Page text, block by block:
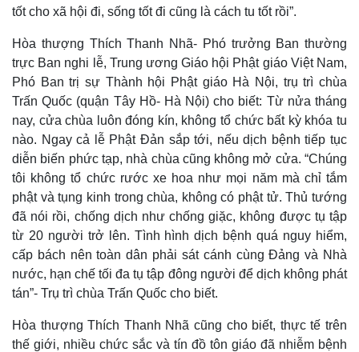
Thế giới
Quan sát
Cuộc sống đó đây
Hồ sơ
Multimedia
Video
Ảnh
E-Magazine
Infographic
tốt cho xã hội đi, sống tốt đi cũng là cách tu tốt rồi”.
Hòa thượng Thích Thanh Nhã- Phó trưởng Ban thường
trực Ban nghi lễ, Trung ương Giáo hội Phật giáo Việt Nam,
Phó Ban trị sự Thành hội Phật giáo Hà Nội, trụ trì chùa
Trấn Quốc (quận Tây Hồ- Hà Nội) cho biết: Từ nửa tháng
nay, cửa chùa luôn đóng kín, không tổ chức bất kỳ khóa tu
nào. Ngay cả lễ Phật Đản sắp tới, nếu dịch bệnh tiếp tục
diễn biến phức tạp, nhà chùa cũng không mở cửa. “Chúng
tôi không tổ chức rước xe hoa như mọi năm mà chỉ tắm
phật và tụng kinh trong chùa, không có phật tử. Thủ tướng
đã nói rồi, chống dịch như chống giặc, không được tụ tập
từ 20 người trở lên. Tình hình dịch bệnh quá nguy hiểm,
cấp bách nên toàn dân phải sát cánh cùng Đảng và Nhà
nước, hạn chế tối đa tụ tập đông người để dịch không phát
tán”- Trụ trì chùa Trấn Quốc cho biết.
Hòa thượng Thích Thanh Nhã cũng cho biết, thực tế trên
thế giới, nhiều chức sắc và tín đồ tôn giáo đã nhiễm bệnh